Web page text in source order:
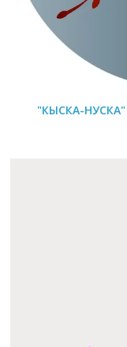
"КЫСКА-НУСКА"